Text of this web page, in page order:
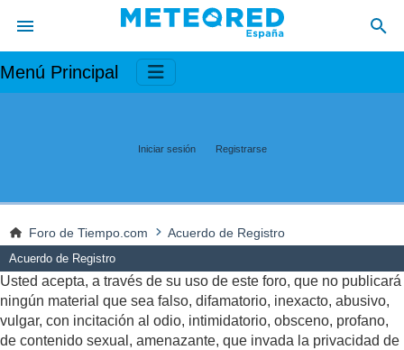
Menú Principal
Iniciar sesión Registrarse
Foro de Tiempo.com Acuerdo de Registro
Acuerdo de Registro
Usted acepta, a través de su uso de este foro, que no publicará
ningún material que sea falso, difamatorio, inexacto, abusivo,
vulgar, con incitación al odio, intimidatorio, obsceno, profano,
de contenido sexual, amenazante, que invada la privacidad de